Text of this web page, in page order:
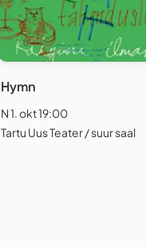
Hymn
N 1. okt 19:00
Tartu Uus Teater / suur saal